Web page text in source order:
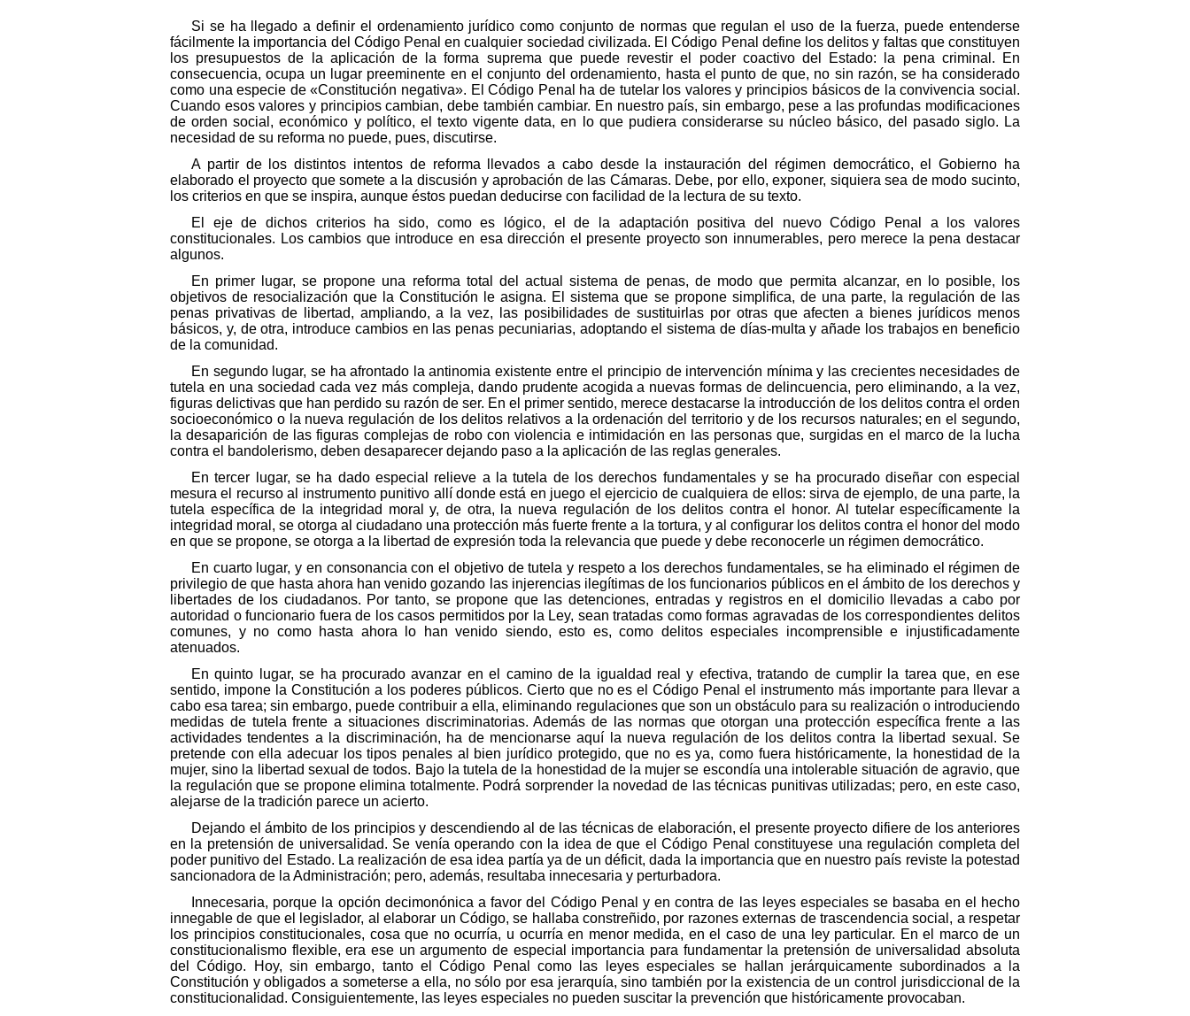
Si se ha llegado a definir el ordenamiento jurídico como conjunto de normas que regulan el uso de la fuerza, puede entenderse
fácilmente la importancia del Código Penal en cualquier sociedad civilizada. El Código Penal define los delitos y faltas que constituyen
los presupuestos de la aplicación de la forma suprema que puede revestir el poder coactivo del Estado: la pena criminal. En
consecuencia, ocupa un lugar preeminente en el conjunto del ordenamiento, hasta el punto de que, no sin razón, se ha considerado
como una especie de «Constitución negativa». El Código Penal ha de tutelar los valores y principios básicos de la convivencia social.
Cuando esos valores y principios cambian, debe también cambiar. En nuestro país, sin embargo, pese a las profundas modificaciones
de orden social, económico y político, el texto vigente data, en lo que pudiera considerarse su núcleo básico, del pasado siglo. La
necesidad de su reforma no puede, pues, discutirse.
A partir de los distintos intentos de reforma llevados a cabo desde la instauración del régimen democrático, el Gobierno ha
elaborado el proyecto que somete a la discusión y aprobación de las Cámaras. Debe, por ello, exponer, siquiera sea de modo sucinto,
los criterios en que se inspira, aunque éstos puedan deducirse con facilidad de la lectura de su texto.
El eje de dichos criterios ha sido, como es lógico, el de la adaptación positiva del nuevo Código Penal a los valores
constitucionales. Los cambios que introduce en esa dirección el presente proyecto son innumerables, pero merece la pena destacar
algunos.
En primer lugar, se propone una reforma total del actual sistema de penas, de modo que permita alcanzar, en lo posible, los
objetivos de resocialización que la Constitución le asigna. El sistema que se propone simplifica, de una parte, la regulación de las
penas privativas de libertad, ampliando, a la vez, las posibilidades de sustituirlas por otras que afecten a bienes jurídicos menos
básicos, y, de otra, introduce cambios en las penas pecuniarias, adoptando el sistema de días-multa y añade los trabajos en beneficio
de la comunidad.
En segundo lugar, se ha afrontado la antinomia existente entre el principio de intervención mínima y las crecientes necesidades de
tutela en una sociedad cada vez más compleja, dando prudente acogida a nuevas formas de delincuencia, pero eliminando, a la vez,
figuras delictivas que han perdido su razón de ser. En el primer sentido, merece destacarse la introducción de los delitos contra el orden
socioeconómico o la nueva regulación de los delitos relativos a la ordenación del territorio y de los recursos naturales; en el segundo,
la desaparición de las figuras complejas de robo con violencia e intimidación en las personas que, surgidas en el marco de la lucha
contra el bandolerismo, deben desaparecer dejando paso a la aplicación de las reglas generales.
En tercer lugar, se ha dado especial relieve a la tutela de los derechos fundamentales y se ha procurado diseñar con especial
mesura el recurso al instrumento punitivo allí donde está en juego el ejercicio de cualquiera de ellos: sirva de ejemplo, de una parte, la
tutela específica de la integridad moral y, de otra, la nueva regulación de los delitos contra el honor. Al tutelar específicamente la
integridad moral, se otorga al ciudadano una protección más fuerte frente a la tortura, y al configurar los delitos contra el honor del modo
en que se propone, se otorga a la libertad de expresión toda la relevancia que puede y debe reconocerle un régimen democrático.
En cuarto lugar, y en consonancia con el objetivo de tutela y respeto a los derechos fundamentales, se ha eliminado el régimen de
privilegio de que hasta ahora han venido gozando las injerencias ilegítimas de los funcionarios públicos en el ámbito de los derechos y
libertades de los ciudadanos. Por tanto, se propone que las detenciones, entradas y registros en el domicilio llevadas a cabo por
autoridad o funcionario fuera de los casos permitidos por la Ley, sean tratadas como formas agravadas de los correspondientes delitos
comunes, y no como hasta ahora lo han venido siendo, esto es, como delitos especiales incomprensible e injustificadamente
atenuados.
En quinto lugar, se ha procurado avanzar en el camino de la igualdad real y efectiva, tratando de cumplir la tarea que, en ese
sentido, impone la Constitución a los poderes públicos. Cierto que no es el Código Penal el instrumento más importante para llevar a
cabo esa tarea; sin embargo, puede contribuir a ella, eliminando regulaciones que son un obstáculo para su realización o introduciendo
medidas de tutela frente a situaciones discriminatorias. Además de las normas que otorgan una protección específica frente a las
actividades tendentes a la discriminación, ha de mencionarse aquí la nueva regulación de los delitos contra la libertad sexual. Se
pretende con ella adecuar los tipos penales al bien jurídico protegido, que no es ya, como fuera históricamente, la honestidad de la
mujer, sino la libertad sexual de todos. Bajo la tutela de la honestidad de la mujer se escondía una intolerable situación de agravio, que
la regulación que se propone elimina totalmente. Podrá sorprender la novedad de las técnicas punitivas utilizadas; pero, en este caso,
alejarse de la tradición parece un acierto.
Dejando el ámbito de los principios y descendiendo al de las técnicas de elaboración, el presente proyecto difiere de los anteriores
en la pretensión de universalidad. Se venía operando con la idea de que el Código Penal constituyese una regulación completa del
poder punitivo del Estado. La realización de esa idea partía ya de un déficit, dada la importancia que en nuestro país reviste la potestad
sancionadora de la Administración; pero, además, resultaba innecesaria y perturbadora.
Innecesaria, porque la opción decimonónica a favor del Código Penal y en contra de las leyes especiales se basaba en el hecho
innegable de que el legislador, al elaborar un Código, se hallaba constreñido, por razones externas de trascendencia social, a respetar
los principios constitucionales, cosa que no ocurría, u ocurría en menor medida, en el caso de una ley particular. En el marco de un
constitucionalismo flexible, era ese un argumento de especial importancia para fundamentar la pretensión de universalidad absoluta
del Código. Hoy, sin embargo, tanto el Código Penal como las leyes especiales se hallan jerárquicamente subordinados a la
Constitución y obligados a someterse a ella, no sólo por esa jerarquía, sino también por la existencia de un control jurisdiccional de la
constitucionalidad. Consiguientemente, las leyes especiales no pueden suscitar la prevención que históricamente provocaban.